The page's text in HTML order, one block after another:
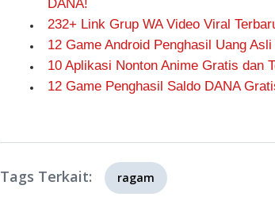
DANA!
232+ Link Grup WA Video Viral
12 Game Android Penghasil Uang
10 Aplikasi Nonton Anime Gratis dan
12 Game Penghasil Saldo DANA
Tags Terkait: ragam